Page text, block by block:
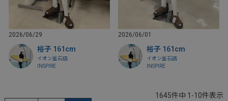
2026/06/29
裕子 161cm
イオン釜石店
INSPIRE
2026/06/01
裕子 161cm
イオン釜石店
INSPIRE
1645件中 1 -10件表示